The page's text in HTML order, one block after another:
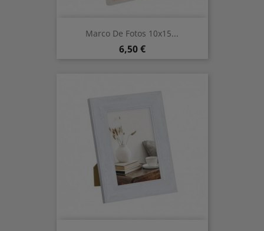
Marco De Fotos 10x15...
Prix
6,50 €